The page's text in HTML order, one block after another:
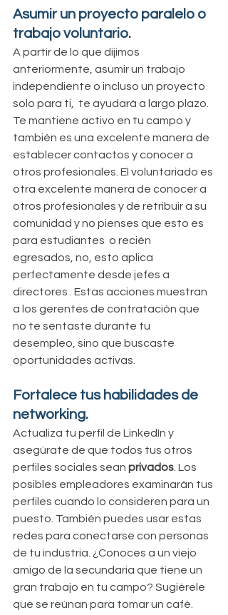
Asumir un proyecto paralelo o
trabajo voluntario.
A partir de lo que dijimos
anteriormente, asumir un trabajo
independiente o incluso un proyecto
solo para ti,  te ayudará a largo plazo.
Te mantiene activo en tu campo y
también es una excelente manera de
establecer contactos y conocer a
otros profesionales. El voluntariado es
otra excelente manera de conocer a
otros profesionales y de retribuir a su
comunidad y no pienses que esto es
para estudiantes  o recién
egresados, no, esto aplica
perfectamente desde jefes a
directores . Estas acciones muestran
a los gerentes de contratación que
no te sentaste durante tu
desempleo, sino que buscaste
oportunidades activas.
Fortalece tus habilidades de
networking.
Actualiza tu perfil de LinkedIn y
asegúrate de que todos tus otros
perfiles sociales sean privados . Los
posibles empleadores examinarán tus
perfiles cuando lo consideren para un
puesto. También puedes usar estas
redes para conectarse con personas
de tu industria. ¿Conoces a un viejo
amigo de la secundaria que tiene un
gran trabajo en tu campo? Sugiérele
que se reúnan para tomar un café.